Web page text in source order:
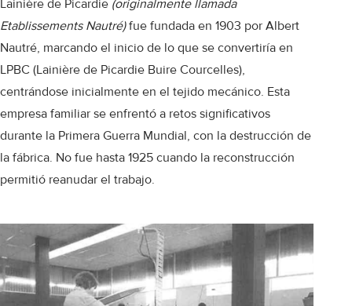
Lainière de Picardie (originalmente llamada
Etablissements Nautré)fue fundada en 1903 por Albert
Nautré, marcando el inicio de lo que se convertiría en
LPBC (Lainière de Picardie Buire Courcelles),
centrándose inicialmente en el tejido mecánico. Esta
empresa familiar se enfrentó a retos significativos
durante la Primera Guerra Mundial, con la destrucción de
la fábrica. No fue hasta 1925 cuando la reconstrucción
permitió reanudar el trabajo.